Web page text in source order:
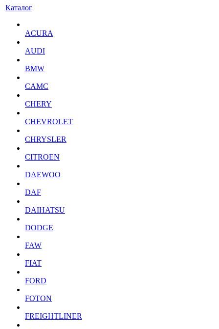
Каталог
ACURA
AUDI
BMW
CAMC
CHERY
CHEVROLET
CHRYSLER
CITROEN
DAEWOO
DAF
DAIHATSU
DODGE
FAW
FIAT
FORD
FOTON
FREIGHTLINER